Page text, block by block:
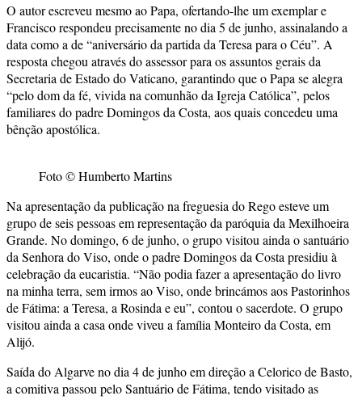
O autor escreveu mesmo ao Papa, ofertando-lhe um exemplar e
Francisco respondeu precisamente no dia 5 de junho, assinalando a
data como a de “aniversário da partida da Teresa para o Céu”. A
resposta chegou através do assessor para os assuntos gerais da
Secretaria de Estado do Vaticano, garantindo que o Papa se alegra
“pelo dom da fé, vivida na comunhão da Igreja Católica”, pelos
familiares do padre Domingos da Costa, aos quais concedeu uma
bênção apostólica.
Foto © Humberto Martins
Na apresentação da publicação na freguesia do Rego esteve um
grupo de seis pessoas em representação da paróquia da Mexilhoeira
Grande. No domingo, 6 de junho, o grupo visitou ainda o santuário
da Senhora do Viso, onde o padre Domingos da Costa presidiu à
celebração da eucaristia. “Não podia fazer a apresentação do livro
na minha terra, sem irmos ao Viso, onde brincámos aos Pastorinhos
de Fátima: a Teresa, a Rosinda e eu”, contou o sacerdote. O grupo
visitou ainda a casa onde viveu a família Monteiro da Costa, em
Alijó.
Saída do Algarve no dia 4 de junho em direção a Celorico de Basto,
a comitiva passou pelo Santuário de Fátima, tendo visitado as